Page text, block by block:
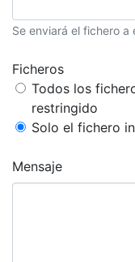
Se enviará el fichero
Ficheros
Todos los
restringido
Solo el fichero
Mensaje